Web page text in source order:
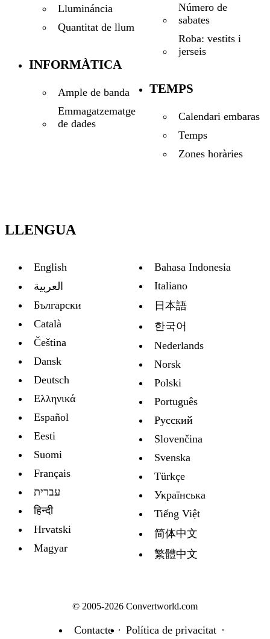
Llumináncia
Quantitat de llum
INFORMÀTICA
Ample de banda
Emmagatzematge
de dades
Número de
sabates
Roba: vestits i
jerseis
TEMPS
Calendari embaras
Temps
Zones horàries
LLENGUA
English
العربية
Български
Català
Čeština
Dansk
Deutsch
Ελληνικά
Español
Eesti
Suomi
Français
עברית
हिन्दी
Hrvatski
Magyar
Bahasa Indonesia
Italiano
日本語
한국어
Nederlands
Norsk
Polski
Português
Русский
Slovenčina
Svenska
Türkçe
Украïнська
Tiếng Việt
简体中文
繁體中文
© 2005-2026 Convertworld.com
Contacte
Política de privacitat